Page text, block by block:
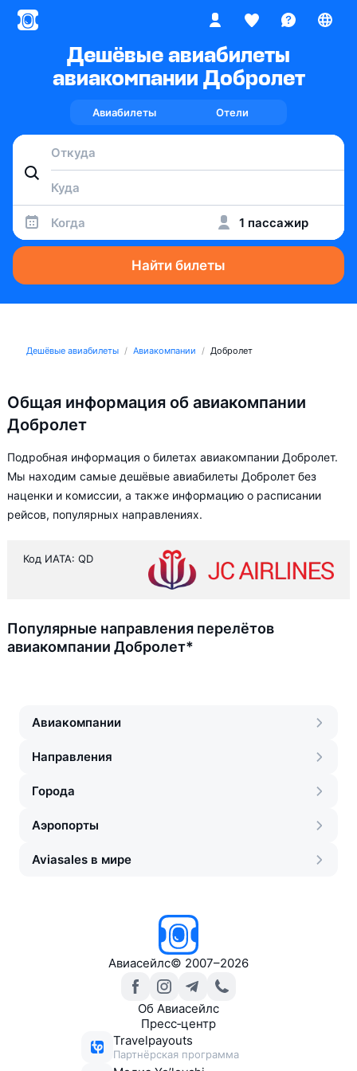
Дешёвые авиабилеты
авиакомпании Добролет
Авиабилеты Отели
Когда 1 пассажир
Найти билеты
Дешёвые авиабилеты Авиакомпании Добролет
Общая информация об авиакомпании
Добролет
Подробная информация о билетах авиакомпании Добролет.
Мы находим самые дешёвые авиабилеты Добролет без
наценки и комиссии, а также информацию о расписании
рейсов, популярных направлениях.
Код ИАТА: QD
Популярные направления перелётов
авиакомпании Добролет*
Авиакомпании
Направления
Города
Аэропорты
Aviasales в мире
Авиасейлс© 2007–2026
Об Авиасейлс
Пресс‑центр
Travelpayouts
Партнёрская программа